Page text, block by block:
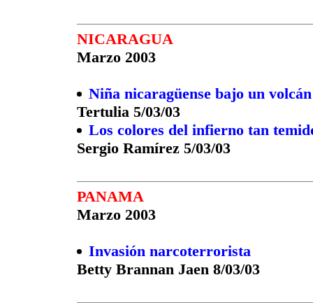
NICARAGUA
Marzo 2003
Niña nicaragüense bajo un
Tertulia 5/03/03
Los colores del infierno tan
Sergio Ramírez 5/03/03
PANAMA
Marzo 2003
Invasión narcoterrorista
Betty Brannan Jaen 8/03/03